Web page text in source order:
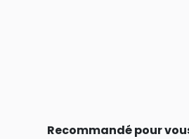
Recommandé pour